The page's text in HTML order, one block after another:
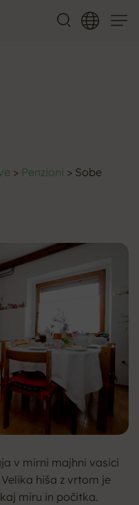
> Penzioni > Sobe
v mirni majhni vasici
hiša z vrtom je
miru in počitka.